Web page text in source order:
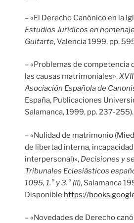
– «El Derecho Canónico en la
Estudios Jurídicos en
Guitarte, Valencia 1999, pp.
– «Problemas de competencia
las causas matrimoniales»,
Asociación Española de
España, Publicaciones
Salamanca, 1999, pp. 237-255).
– «Nulidad de matrimonio
de libertad interna,
interpersonal)», Decisiones y
Tribunales Eclesiásticos
1095, 1.° y 3.° (II), Salamanca
Disponible https://
– «Novedades de Derecho